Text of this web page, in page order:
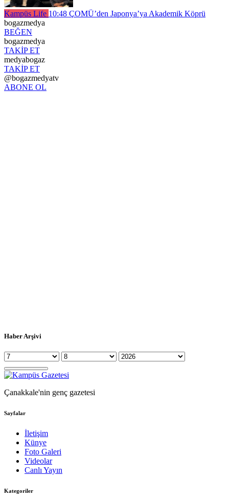
Kampüs Life 10:48 ÇOMÜ’den Japonya’ya Akademik Köprü
bogazmedya
BEĞEN
bogazmedya
TAKİP ET
medyabogaz
TAKİP ET
@bogazmedyatv
ABONE OL
Haber Arşivi
Çanakkale'nin genç gazetesi
Sayfalar
İletişim
Künye
Foto Galeri
Videolar
Canlı Yayın
Kategoriler